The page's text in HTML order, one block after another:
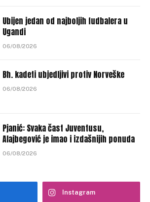
Ubijen jedan od najboljih fudbalera u
Ugandi
06/08/2026
Bh. kadeti ubjedljivi protiv Norveške
06/08/2026
Pjanić: Svaka čast Juventusu,
Alajbegović je imao i izdašnijih ponuda
06/08/2026
Instagram